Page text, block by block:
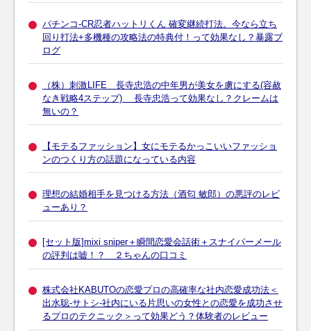
パチンコ-CR忍者ハットリくん 確変継続打法。今なら立ち
回り打法+多機種の攻略法の特典付！って効果なし？暴露ブ
ログ
（株）刺激LIFE 長寺忠浩の中年男が美女を虜にする(容赦
なき戦略4ステップ) 長寺忠浩って効果なし？クレームは
無いの？
【モテるファッション】女にモテるかっこいいファッショ
ンのつくり方の話題になっている内容
理想の結婚相手を見つける方法（酒匂 敏郎）の悪評のレビ
ューあり？
[セット版]mixi sniper＋瞬間恋愛会話術＋スナイパーメール
の評判は嘘！？ ２ちゃんの口コミ
株式会社KABUTOの恋愛プロの高確率な社内恋愛成功法＜
出水聡-サトシ-社内にいる片思いの女性との恋愛を成功させ
るプロのテクニック＞って効果どう？体験者のレビュー